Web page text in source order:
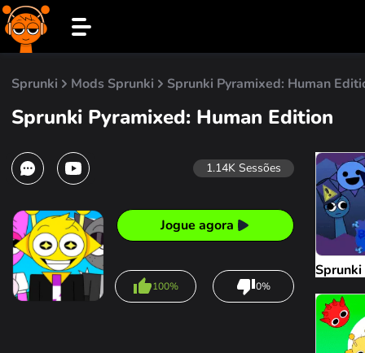
Sprunki Mods Sprunki Sprunki Pyramixed: Human
Sprunki Pyramixed: Human Edition
1.14K Sessões
Jogue agora
100% 0%